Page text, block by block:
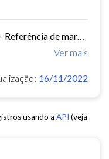
Ver mais
16/11/2022
usando a API (veja